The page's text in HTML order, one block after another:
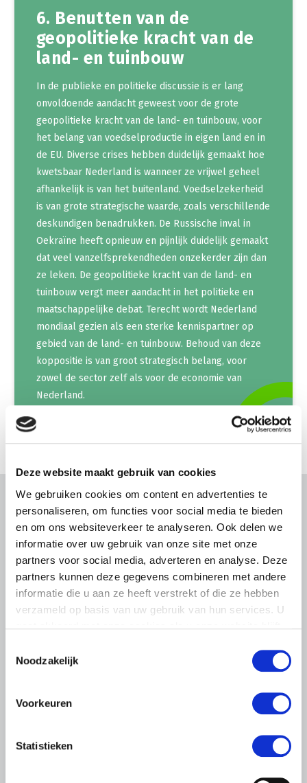
Deze website maakt gebruik van cookies
We gebruiken cookies om content en advertenties te
personaliseren, om functies voor social media te bieden
en om ons websiteverkeer te analyseren. Ook delen we
informatie over uw gebruik van onze site met onze
partners voor social media, adverteren en analyse. Deze
partners kunnen deze gegevens combineren met andere
informatie die u aan ze heeft verstrekt of die ze hebben
verzameld op basis van uw gebruik van hun services. U
Noodzakelijk
Voorkeuren
Statistieken
6. Benutten van de
geopolitieke kracht van de
land- en tuinbouw
In de publieke en politieke discussie is er lang
onvoldoende aandacht geweest voor de grote
geopolitieke kracht van de land- en tuinbouw, voor
het belang van voedselproductie in eigen land en in
de EU. Diverse crises hebben duidelijk gemaakt hoe
kwetsbaar Nederland is wanneer ze vrijwel geheel
afhankelijk is van het buitenland. Voedselzekerheid
is van grote strategische waarde, zoals verschillende
deskundigen benadrukken. De Russische inval in
Oekraïne heeft opnieuw en pijnlijk duidelijk gemaakt
dat veel vanzelfsprekendheden onzekerder zijn dan
ze leken. De geopolitieke kracht van de land- en
tuinbouw vergt meer aandacht in het politieke en
maatschappelijke debat. Terecht wordt Nederland
mondiaal gezien als een sterke kennispartner op
gebied van de land- en tuinbouw. Behoud van deze
koppositie is van groot strategisch belang, voor
zowel de sector zelf als voor de economie van
Nederland.
Gerelateerd nieuws
Abonneren via e-mail
Abonneren via RSS